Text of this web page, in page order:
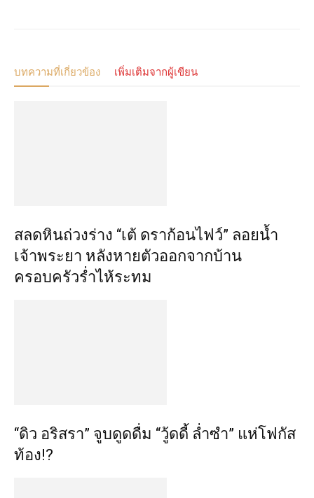
บทความที่เกี่ยวข้อง เพิ่มเติมจากผู้เขียน
สลดหินถ่วงร่าง “เต้ ดราก้อนไฟว์” ลอยน้ำ
เจ้าพระยา หลังหายตัวออกจากบ้าน
ครอบครัวร่ำไห้ระทม
“ดิว อริสรา” จูบดูดดื่ม “วู้ดดี้ ล่ำซำ” แห่โฟกัส
ท้อง!?